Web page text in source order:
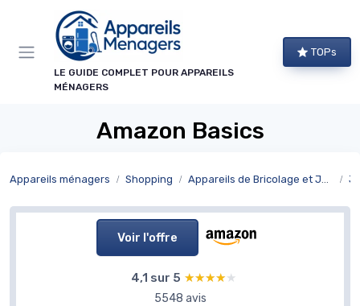
LE GUIDE COMPLET POUR APPAREILS
MÉNAGERS
TOPs
Amazon Basics
Appareils ménagers Shopping Appareils de Bricolage et Jardinage
Voir l'offre
4,1 sur 5 ★★★★★
★★★★★
5548 avis
Panneau de gestion des cookies